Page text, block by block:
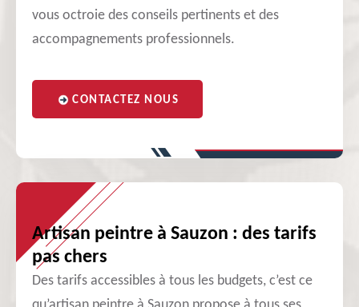
vous octroie des conseils pertinents et des
accompagnements professionnels.
CONTACTEZ NOUS
Artisan peintre à Sauzon : des tarifs
pas chers
Des tarifs accessibles à tous les budgets, c’est ce